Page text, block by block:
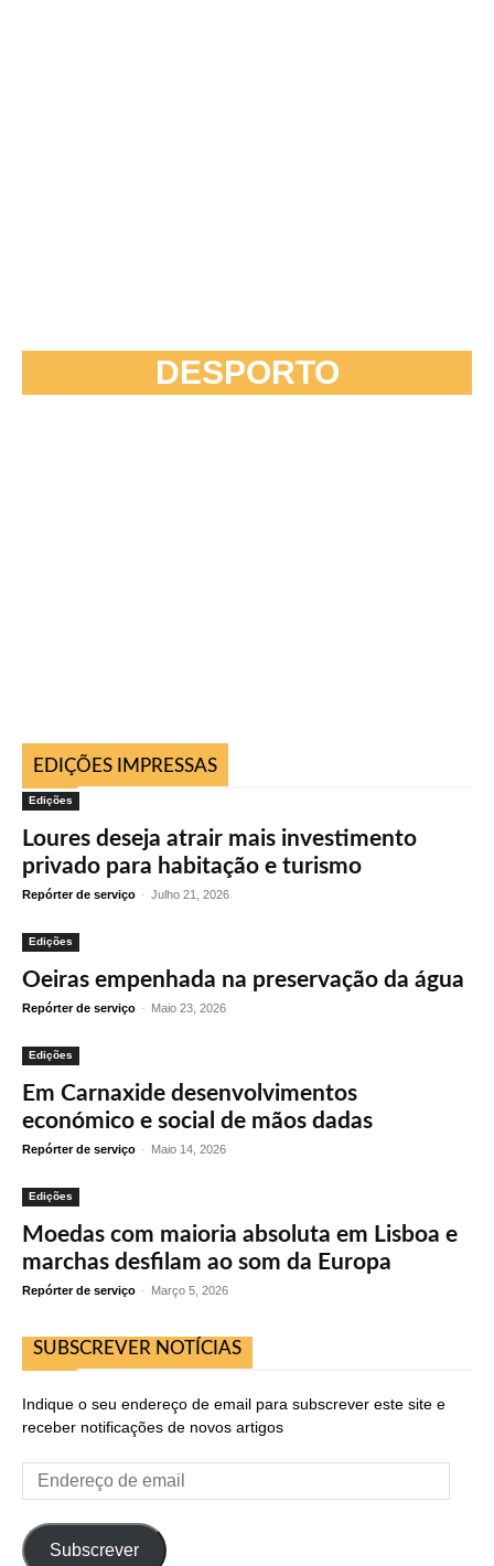
DESPORTO
EDIÇÕES IMPRESSAS
Edições
Loures deseja atrair mais investimento
privado para habitação e turismo
Repórter de serviço - Julho 21, 2026
Edições
Oeiras empenhada na preservação da água
Repórter de serviço - Maio 23, 2026
Edições
Em Carnaxide desenvolvimentos
económico e social de mãos dadas
Repórter de serviço - Maio 14, 2026
Edições
Moedas com maioria absoluta em Lisboa e
marchas desfilam ao som da Europa
Repórter de serviço - Março 5, 2026
SUBSCREVER NOTÍCIAS
Indique o seu endereço de email para subscrever este site e
receber notificações de novos artigos
Endereço
de
Subscrever